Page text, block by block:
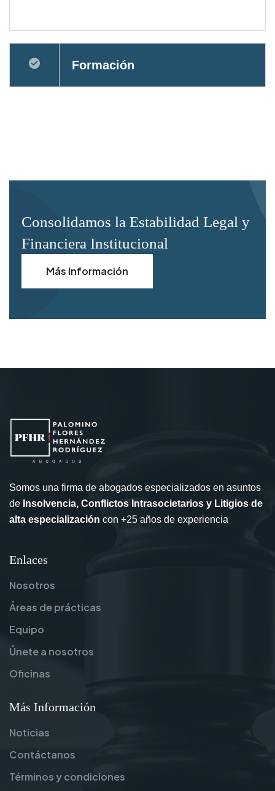
Formación
Consolidamos la Estabilidad Legal y
Financiera Institucional
Más Información
Somos una firma de abogados especializados en asuntos
de Insolvencia, Conflictos Intrasocietarios y Litigios de
alta especialización con +25 años de experiencia
Enlaces
Nosotros
Áreas de prácticas
Equipo
Únete a nosotros
Oficinas
Más Información
Noticias
Contáctanos
Términos y condiciones